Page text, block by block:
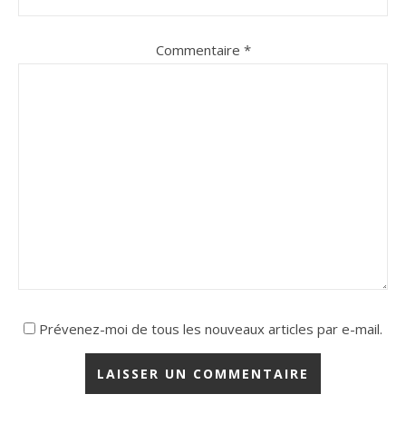
Commentaire *
Prévenez-moi de tous les nouveaux articles par e-mail.